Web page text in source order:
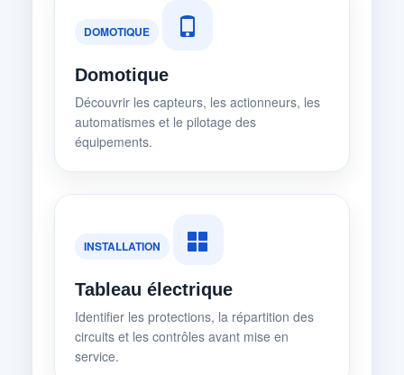
DOMOTIQUE
Domotique
Découvrir les capteurs, les actionneurs, les
automatismes et le pilotage des
équipements.
INSTALLATION
Tableau électrique
Identifier les protections, la répartition des
circuits et les contrôles avant mise en
service.